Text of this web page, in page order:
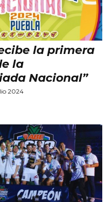
la primera
la
Nacional”
2024